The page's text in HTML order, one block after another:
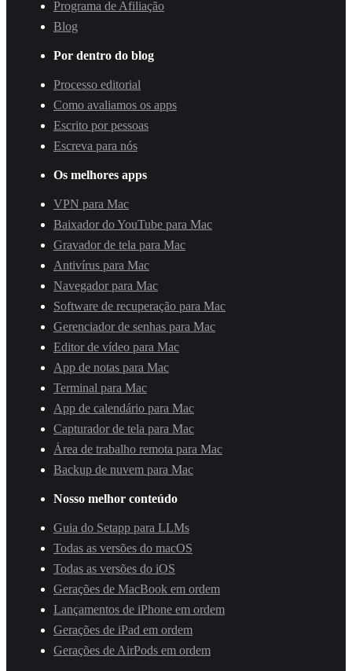
Programa de Afiliação
Blog
Por dentro do blog
Processo editorial
Como avaliamos os apps
Escrito por pessoas
Escreva para nós
Os melhores apps
VPN para Mac
Baixador do YouTube para Mac
Gravador de tela para Mac
Antivírus para Mac
Navegador para Mac
Software de recuperação para Mac
Gerenciador de senhas para Mac
Editor de vídeo para Mac
App de notas para Mac
Terminal para Mac
App de calendário para Mac
Capturador de tela para Mac
Área de trabalho remota para Mac
Backup de nuvem para Mac
Nosso melhor conteúdo
Guia do Setapp para LLMs
Todas as versões do macOS
Todas as versões do iOS
Gerações de MacBook em ordem
Lançamentos de iPhone em ordem
Gerações de iPad em ordem
Gerações de AirPods em ordem